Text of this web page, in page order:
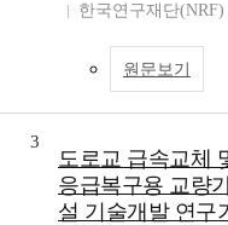
한국연구재단(NRF)
원문보기
3
도로교 급속교체
응급복구용 교량
설 기술개발 연구